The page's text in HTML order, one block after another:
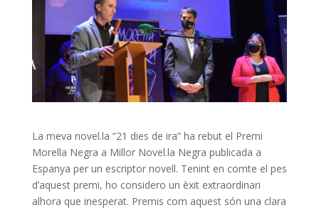
La meva novel.la “21 dies de ira” ha rebut el Premi
Morella Negra a Millor Novel.la Negra publicada a
Espanya per un escriptor novell. Tenint en comte el pes
d’aquest premi, ho considero un èxit extraordinari
alhora que inesperat. Premis com aquest són una clara